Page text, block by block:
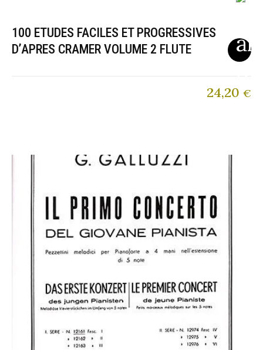
100 ETUDES FACILES ET PROGRESSIVES
D’APRES CRAMER VOLUME 2 FLUTE
24,20 €